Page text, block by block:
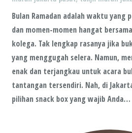
Bulan Ramadan adalah waktu yang
dan momen-momen hangat
kolega. Tak lengkap rasanya jika
yang menggugah selera. Namun,
enak dan terjangkau untuk acara
tantangan tersendiri. Nah, di
pilihan snack box yang wajib Anda…